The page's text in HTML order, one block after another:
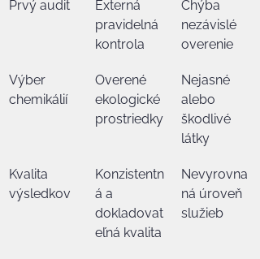
Prvý audit
Externá
pravidelná
kontrola
Chýba
nezávislé
overenie
Výber
chemikálií
Overené
ekologické
prostriedky
Nejasné
alebo
škodlivé
látky
Kvalita
výsledkov
Konzistentn
á a
dokladovat
eľná kvalita
Nevyrovna
ná úroveň
služieb